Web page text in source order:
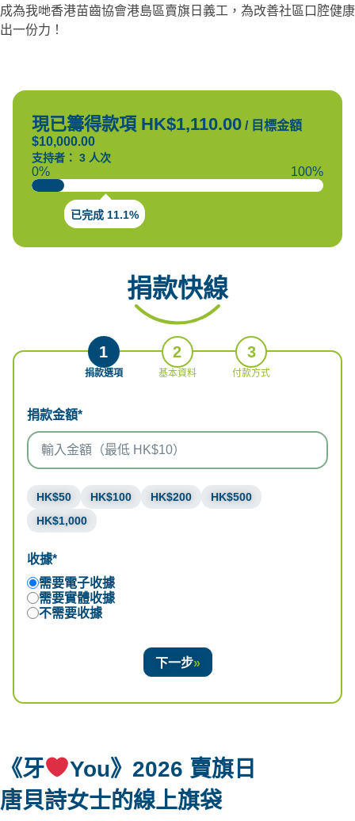
成為我哋香港苗齒協會港島區賣旗日義工，為改善社區口腔健康
出一份力！
現已籌得款項 HK$1,110.00 / 目標金額
$10,000.00
支持者： 3 人次
0% 100%
已完成 11.1%
捐款快線
1
捐款選項
2
基本資料
3
付款方式
捐款金額*
HK$50 HK$100 HK$200
HK$500
HK$1,000
收據*
需要電子收據
需要實體收據
不需要收據
下一步
《牙
You》2026 賣旗日
唐貝詩女士的線上旗袋